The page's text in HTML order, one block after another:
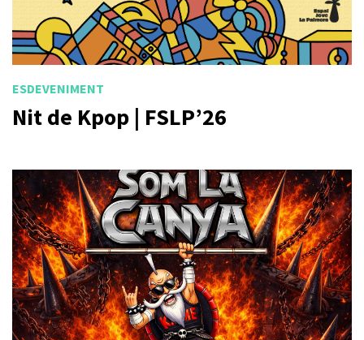
ESDEVENIMENT
Nit de Kpop | FSLP’26